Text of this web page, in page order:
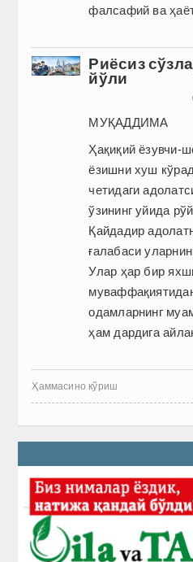
фалсафий ва
Риёсиз
йўли
МУҚАДДИМА
Ҳақиқий ёзувчи-
ёзишни хуш
четидаги
ўзининг уйида
Қайдадир
ғалабаси
Улар ҳар бир
одамларнинг
ҳам дардига
Ҳаммасино кўриш